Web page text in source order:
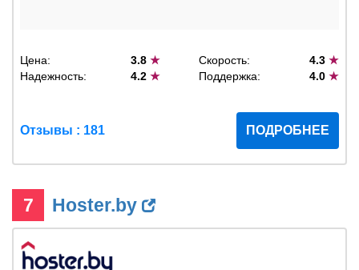
Цена: 3.8★ Скорость: 4.3 ★
Надежность:
4.2★ Поддержка: 4.0 ★
Отзывы : 181 ПОДРОБНЕЕ
7 Hoster.by